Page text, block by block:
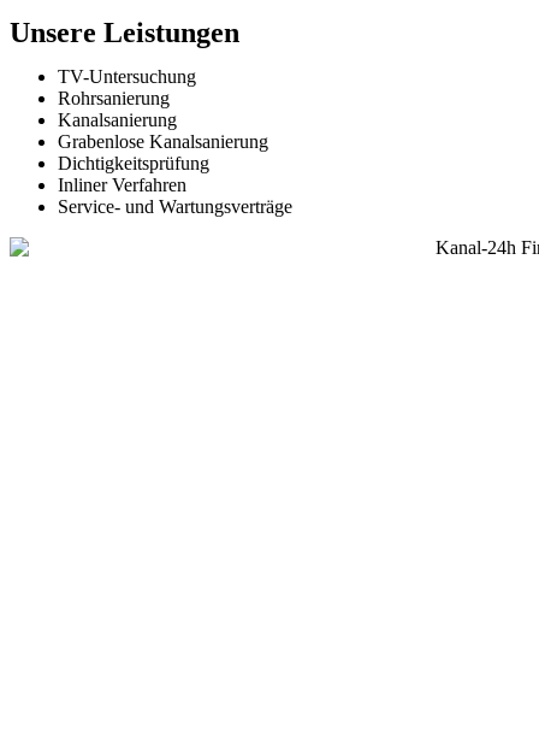
Unsere Leistungen
TV-Untersuchung
Rohrsanierung
Kanalsanierung
Grabenlose Kanalsanierung
Dichtigkeitsprüfung
Inliner Verfahren
Service- und Wartungsverträge